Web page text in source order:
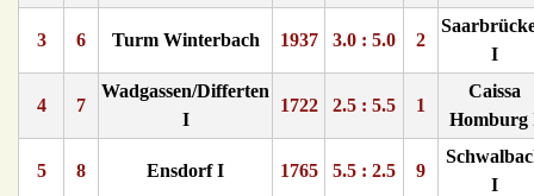
3 6 Turm Winterbach 1937 3.0 : 5.0 2
I
4 7
Wadgassen/Differten
I
1722 2.5 : 5.5 1
Caissa
Homburg
5 8 Ensdorf I 1765 5.5 : 2.5 9
I